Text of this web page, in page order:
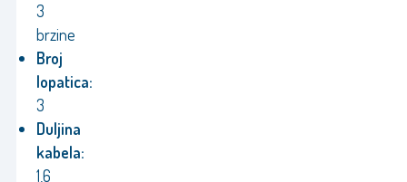
3
brzine
Broj
lopatica:
3
Duljina
kabela:
1,6